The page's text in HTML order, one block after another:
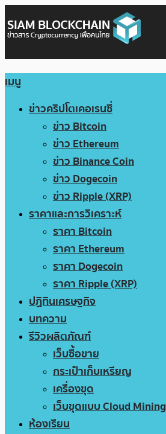
เมนู
ข่าวคริปโตเคอเรนซี่
ข่าว Bitcoin
ข่าว Ethereum
ข่าว Binance Coin
ข่าว Dogecoin
ข่าว Ripple (XRP)
ราคาและการวิเคราะห์
ราคา Bitcoin
ราคา Ethereum
ราคา Dogecoin
ราคา Ripple (XRP)
ปฏิทินเศรษฐกิจ
บทความ
รีวิวผลิตภัณฑ์
เว็บซื้อขาย
กระเป๋าเก็บเหรียญ
เครื่องขุด
เว็บขุดแบบ Cloud Mining
ห้องเรียน